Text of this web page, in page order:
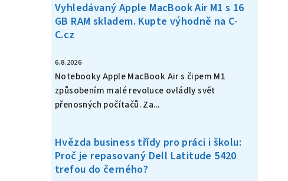
Vyhledávaný Apple MacBook Air M1 s 16
GB RAM skladem. Kupte výhodně na C-
C.cz
6.8.2026
Notebooky Apple MacBook Air s čipem M1
způsobením malé revoluce ovládly svět
přenosných počítačů. Za...
Hvězda business třídy pro práci i školu:
Proč je repasovaný Dell Latitude 5420
trefou do černého?